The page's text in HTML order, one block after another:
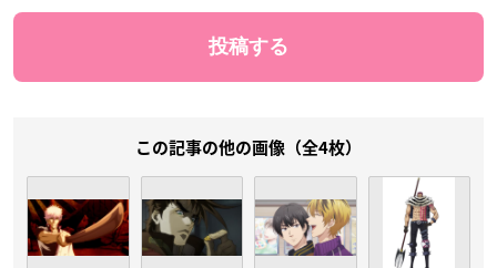
この記事の他の画像（全4枚）